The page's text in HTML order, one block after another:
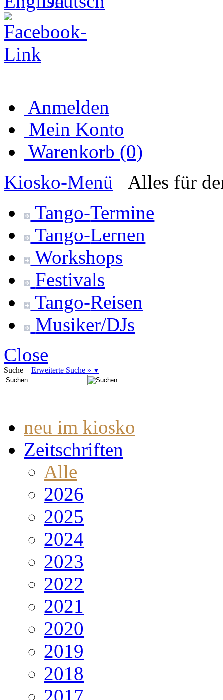
Anmelden
Mein Konto
Warenkorb (0)
Kiosko-Menü
Alles für
Tango-Termine
Tango-Lernen
Workshops
Festivals
Tango-Reisen
Musiker/DJs
Close
Suche – Erweiterte Suche » ▼
neu im kiosko
Zeitschriften
Alle
2026
2025
2024
2023
2022
2021
2020
2019
2018